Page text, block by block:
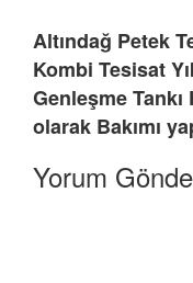
Altındağ Petek
Kombi Tesisat
Genleşme
olarak Bakımı
Yorum